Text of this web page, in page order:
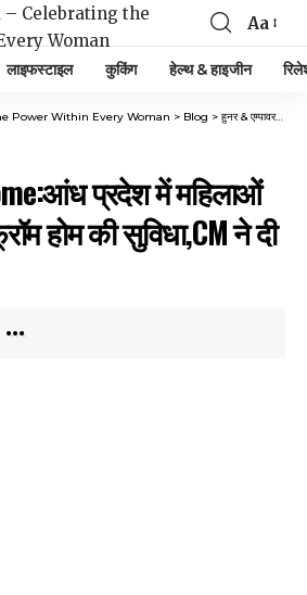
Font
Resizer
Aa
लाइफस्टाइल कुकिंग हेल्थ & हाइजीन
Power Within Every Woman > Blog > हुनर & एम्पावरमेंट
प्रदेश में महिलाओं
होम की सुविधा,CM ने दी